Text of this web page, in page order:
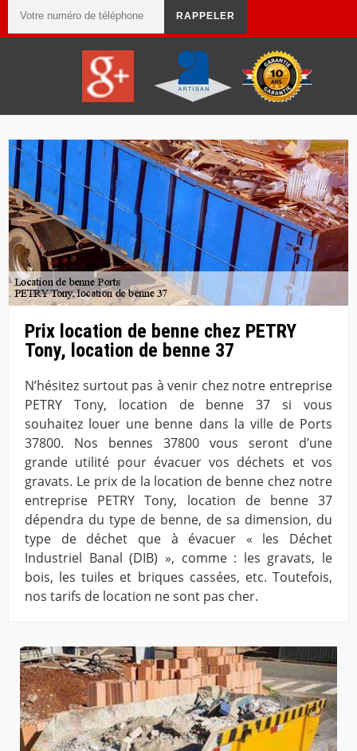
Prix location de benne chez PETRY
Tony, location de benne 37
N’hésitez surtout pas à venir chez notre entreprise
PETRY Tony, location de benne 37 si vous
souhaitez louer une benne dans la ville de Ports
37800. Nos bennes 37800 vous seront d’une
grande utilité pour évacuer vos déchets et vos
gravats. Le prix de la location de benne chez notre
entreprise PETRY Tony, location de benne 37
dépendra du type de benne, de sa dimension, du
type de déchet que à évacuer « les Déchet
Industriel Banal (DIB) », comme : les gravats, le
bois, les tuiles et briques cassées, etc. Toutefois,
nos tarifs de location ne sont pas cher.